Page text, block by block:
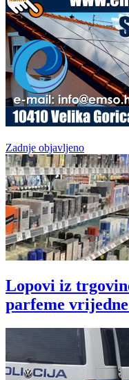
Zadnje objavljeno
Lopovi iz
parfeme